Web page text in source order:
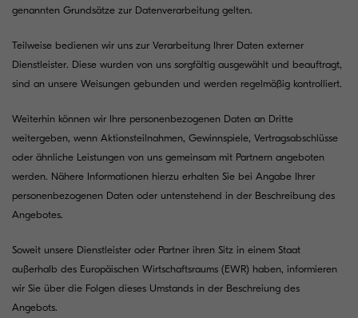
genannten Grundsätze zur Datenverarbeitung gelten.
Teilweise bedienen wir uns zur Verarbeitung Ihrer Daten externer
Dienstleister. Diese wurden von uns sorgfältig ausgewählt und beauftragt,
sind an unsere Weisungen gebunden und werden regelmäßig kontrolliert.
Weiterhin können wir Ihre personenbezogenen Daten an Dritte
weitergeben, wenn Aktionsteilnahmen, Gewinnspiele, Vertragsabschlüsse
oder ähnliche Leistungen von uns gemeinsam mit Partnern angeboten
werden. Nähere Informationen hierzu erhalten Sie bei Angabe Ihrer
personenbezogenen Daten oder untenstehend in der Beschreibung des
Angebotes.
Soweit unsere Dienstleister oder Partner ihren Sitz in einem Staat
außerhalb des Europäischen Wirtschaftsraums (EWR) haben, informieren
wir Sie über die Folgen dieses Umstands in der Beschreiung des
Angebots.